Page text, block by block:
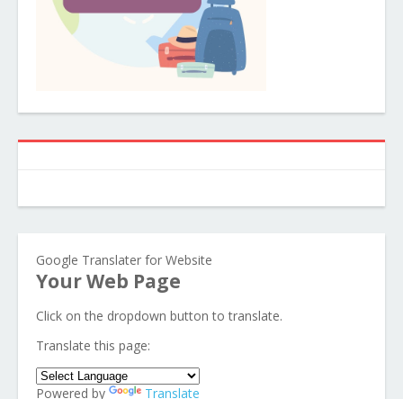
Google Translater for Website
Your Web Page
Click on the dropdown button to translate.
Translate this page:
Powered by Translate